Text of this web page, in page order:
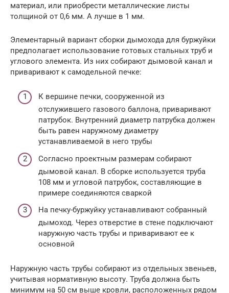
материал, или приобрести металлические листы
толщиной от 0,6 мм. А лучше в 1 мм.
Элементарный вариант сборки дымохода для буржуйки
предполагает использование готовых стальных труб и
углового элемента. Из них собирают дымовой канал и
приваривают к самодельной печке:
К вершине печки, сооруженной из
отслужившего газового баллона, приваривают
патрубок. Внутренний диаметр патрубка должен
быть равен наружному диаметру
устанавливаемой в него трубы
Согласно проектным размерам собирают
дымовой канал. В сборке используется труба
108 мм и угловой патрубок, составляющие в
примере соединяются сваркой
На печку-буржуйку устанавливают собранный
дымоход. Через отверстие в стене подключают
наружную часть трубы и приваривают ее к
основной
Наружную часть трубы собирают из отдельных звеньев,
учитывая нормативную высоту. Труба должна быть
минимум на 50 см выше кровли, расположенных рядом